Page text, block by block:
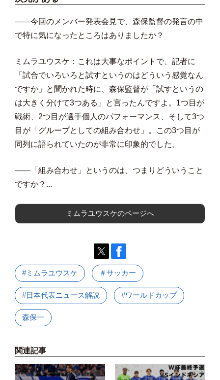
――今回のメンバー発表会見で、森保監督の発言の中
で特に気になったところはありましたか？
ミムラユウスケ：これは大事なポイントで、記者に
「試合でいろいろと試すというのはどういう感覚なん
ですか」と聞かれた時に、森保監督が「試すというの
は大きく分けて3つある」と言ったんですよ。1つ目が
戦術、2つ目が選手個人のパフォーマンス、そして3つ
目が「グループとしての組み合わせ」。この3つ目が
同列に語られていたのが非常に印象的でした。
――「組み合わせ」というのは、つまりどういうこと
ですか？...
ミムラユウスケのページへ
#ミムラユウスケ ＃サッカー
#日本代表ニュース解説 #ワールドカップ
森保一
関連記事